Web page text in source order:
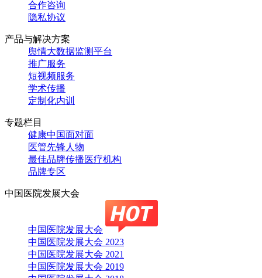
合作咨询
隐私协议
产品与解决方案
舆情大数据监测平台
推广服务
短视频服务
学术传播
定制化内训
专题栏目
健康中国面对面
医管先锋人物
最佳品牌传播医疗机构
品牌专区
中国医院发展大会
中国医院发展大会
中国医院发展大会 2023
中国医院发展大会 2021
中国医院发展大会 2019